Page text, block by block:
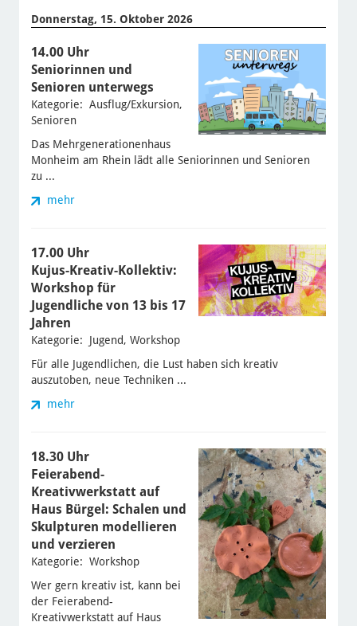
Donnerstag, 15. Oktober 2026
14.00 Uhr
Seniorinnen und
Senioren unterwegs
Kategorie: Ausflug/Exkursion,
Senioren
Das Mehrgenerationenhaus
Monheim am Rhein lädt alle Seniorinnen und Senioren
zu ...
mehr
17.00 Uhr
Kujus-Kreativ-Kollektiv:
Workshop für
Jugendliche von 13 bis 17
Jahren
Kategorie: Jugend, Workshop
Für alle Jugendlichen, die Lust haben sich kreativ
auszutoben, neue Techniken ...
mehr
18.30 Uhr
Feierabend-
Kreativwerkstatt auf
Haus Bürgel: Schalen und
Skulpturen modellieren
und verzieren
Kategorie: Workshop
Wer gern kreativ ist, kann bei
der Feierabend-
Kreativwerkstatt auf Haus